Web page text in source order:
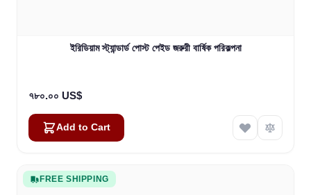
ইরিডিয়াম স্ট্যান্ডার্ড পোস্ট পেইড জরুরী বার্ষিক পরিকল্পনা
৭৮০.০০ US$
Add to Cart
FREE SHIPPING